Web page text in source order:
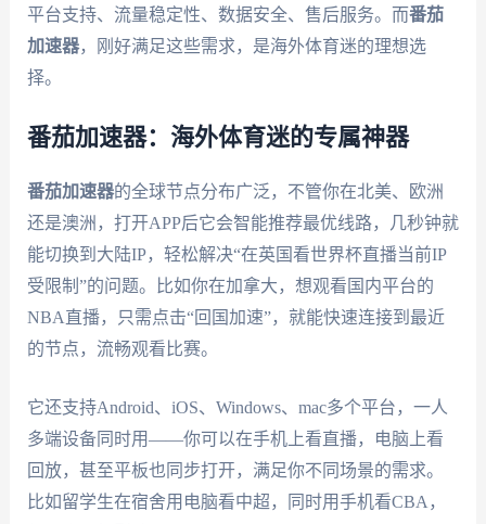
平台支持、流量稳定性、数据安全、售后服务。而番茄
加速器，刚好满足这些需求，是海外体育迷的理想选
择。
番茄加速器：海外体育迷的专属神器
番茄加速器的全球节点分布广泛，不管你在北美、欧洲
还是澳洲，打开APP后它会智能推荐最优线路，几秒钟就
能切换到大陆IP，轻松解决“在英国看世界杯直播当前IP
受限制”的问题。比如你在加拿大，想观看国内平台的
NBA直播，只需点击“回国加速”，就能快速连接到最近
的节点，流畅观看比赛。
它还支持Android、iOS、Windows、mac多个平台，一人
多端设备同时用——你可以在手机上看直播，电脑上看
回放，甚至平板也同步打开，满足你不同场景的需求。
比如留学生在宿舍用电脑看中超，同时用手机看CBA，